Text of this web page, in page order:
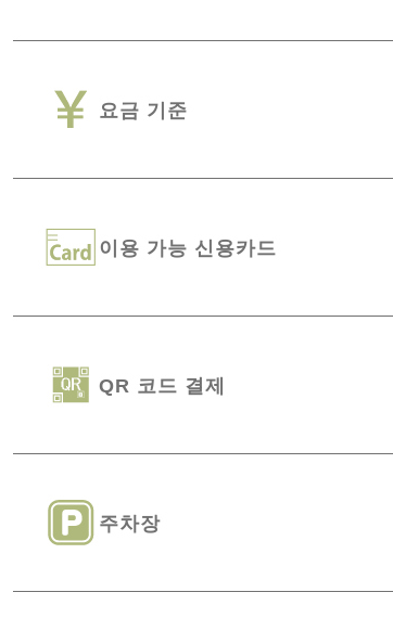
요금 기준
이용 가능 신용카드
QR 코드 결제
주차장